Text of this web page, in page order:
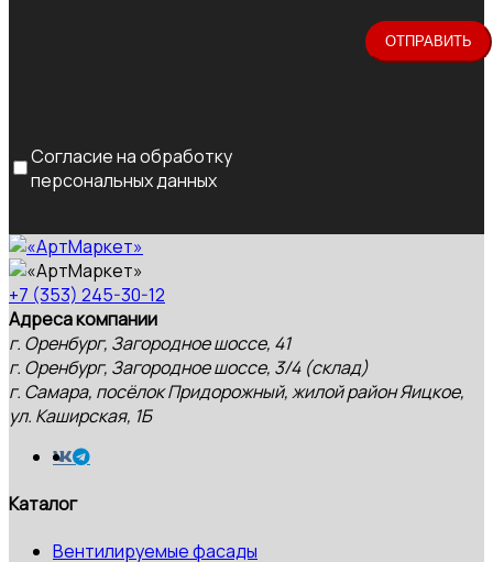
Согласие на обработку
персональных данных
+7 (353) 245-30-12
Адреса компании
г. Оренбург, Загородное шоссе, 41
г. Оренбург, Загородное шоссе, 3/4 (склад)
г. Самара, посёлок Придорожный, жилой район Яицкое,
ул. Каширская, 1Б
Каталог
Вентилируемые фасады